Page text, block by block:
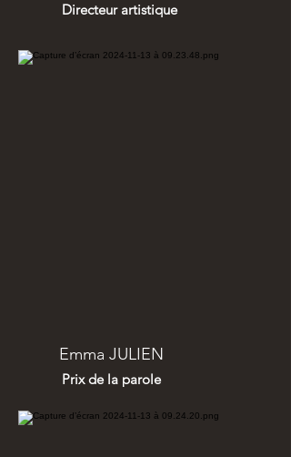
Directeur artistique
Emma JULIEN
Prix de la parole